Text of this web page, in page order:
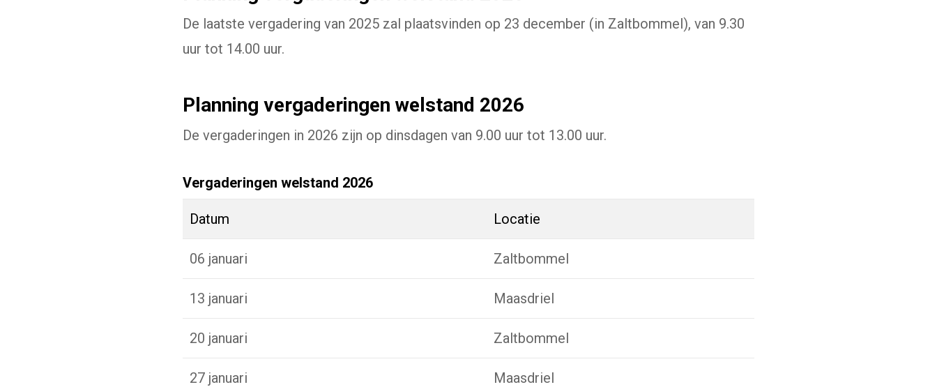
De laatste vergadering van 2025 zal plaatsvinden op 23 december (in Zaltbommel), van 9.30
uur tot 14.00 uur.
Planning vergaderingen welstand 2026
De vergaderingen in 2026 zijn op dinsdagen van 9.00 uur tot 13.00 uur.
Vergaderingen welstand 2026
Datum Locatie
06 januari Zaltbommel
13 januari Maasdriel
20 januari Zaltbommel
27 januari Maasdriel